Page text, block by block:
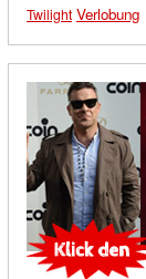
Twilight Verlobung